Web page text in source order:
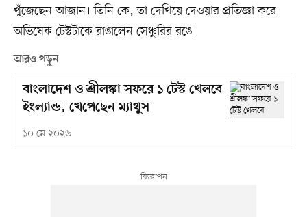
খুঁজেছেন আজান। তিনি কে, তা দেখিয়ে দেওয়ার প্রতিজ্ঞা করে
অভিষেক টেস্টটাকে রাঙালেন সেঞ্চুরির রঙে।
আরও পড়ুন
বাংলাদেশ ও শ্রীলঙ্কা সফরে ১ টেস্ট খেলবে
ইংল্যান্ড, খেপেছেন ম্যাথুস
১০ মে ২০২৬